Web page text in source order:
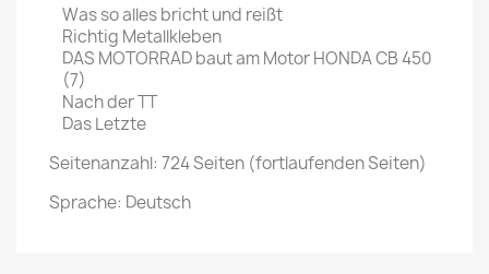
Was so alles bricht und reißt
Richtig Metallkleben
DAS MOTORRAD baut am Motor HONDA CB 450
(7)
Nach der TT
Das Letzte
Seitenanzahl: 724 Seiten (fortlaufenden Seiten)
Sprache: Deutsch